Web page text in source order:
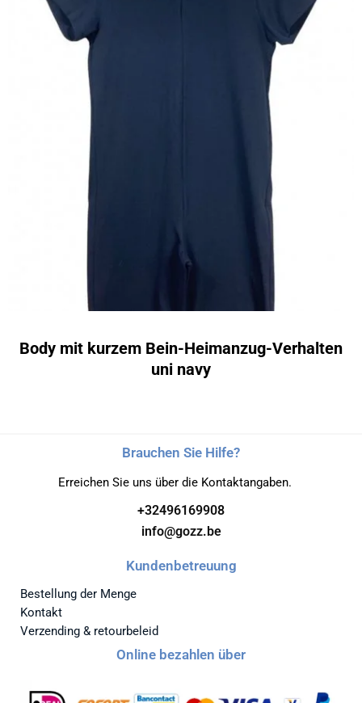
Body mit kurzem Bein-Heimanzug-Verhalten
uni navy
Brauchen Sie Hilfe?
Erreichen Sie uns über die Kontaktangaben.
+32496169908
info@gozz.be
Kundenbetreuung
Bestellung der Menge
Kontakt
Verzending & retourbeleid
Online bezahlen über